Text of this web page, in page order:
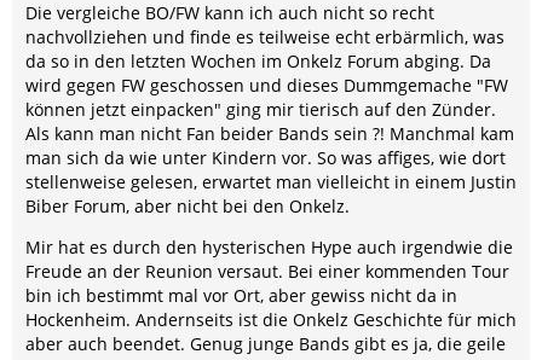
Die vergleiche BO/FW kann ich auch nicht so recht
nachvollziehen und finde es teilweise echt erbärmlich, was
da so in den letzten Wochen im Onkelz Forum abging. Da
wird gegen FW geschossen und dieses Dummgemache "FW
können jetzt einpacken" ging mir tierisch auf den Zünder.
Als kann man nicht Fan beider Bands sein ?! Manchmal kam
man sich da wie unter Kindern vor. So was affiges, wie dort
stellenweise gelesen, erwartet man vielleicht in einem Justin
Biber Forum, aber nicht bei den Onkelz.
Mir hat es durch den hysterischen Hype auch irgendwie die
Freude an der Reunion versaut. Bei einer kommenden Tour
bin ich bestimmt mal vor Ort, aber gewiss nicht da in
Hockenheim. Andernseits ist die Onkelz Geschichte für mich
aber auch beendet. Genug junge Bands gibt es ja, die geile